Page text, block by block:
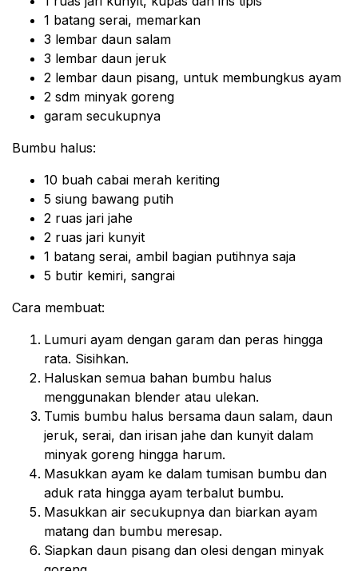
1 batang serai, memarkan
3 lembar daun salam
3 lembar daun jeruk
2 lembar daun pisang, untuk membungkus ayam
2 sdm minyak goreng
garam secukupnya
Bumbu halus:
10 buah cabai merah keriting
5 siung bawang putih
2 ruas jari jahe
2 ruas jari kunyit
1 batang serai, ambil bagian putihnya saja
5 butir kemiri, sangrai
Cara membuat:
Lumuri ayam dengan garam dan peras hingga
rata. Sisihkan.
Haluskan semua bahan bumbu halus
menggunakan blender atau ulekan.
Tumis bumbu halus bersama daun salam, daun
jeruk, serai, dan irisan jahe dan kunyit dalam
minyak goreng hingga harum.
Masukkan ayam ke dalam tumisan bumbu dan
aduk rata hingga ayam terbalut bumbu.
Masukkan air secukupnya dan biarkan ayam
matang dan bumbu meresap.
Siapkan daun pisang dan olesi dengan minyak